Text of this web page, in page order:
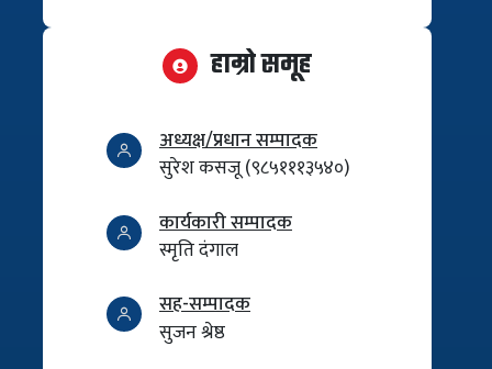
हाम्रो समूह
अध्यक्ष/प्रधान सम्पादक
सुरेश कसजू (९८५१११३५४०)
कार्यकारी सम्पादक
स्मृति दंगाल
सह-सम्पादक
सुजन श्रेष्ठ